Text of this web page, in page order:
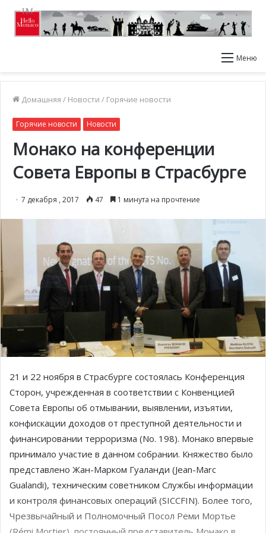
Меню
Домашняя / Новости / Горячие новости
Горячие новости Новости
Монако на конференции
Совета Европы в Страсбурге
7 декабря , 2017 47 1 минута на прочтение
21 и 22 ноября в Страсбурге состоялась Конференция
Сторон, учрежденная в соответствии с Конвенцией
Совета Европы об отмывании, выявлении, изъятии,
конфискации доходов от преступной деятельности и
финансировании терроризма (No. 198). Монако впервые
принимало участие в данном собрании. Княжество было
представлено Жан-Марком Гуаланди (Jean-Marc
Gualandi), техническим советником Службы информации
и контроля финансовых операций (SICCFIN). Более того,
Чрезвычайный и Полномочный Посол Реми Мортье